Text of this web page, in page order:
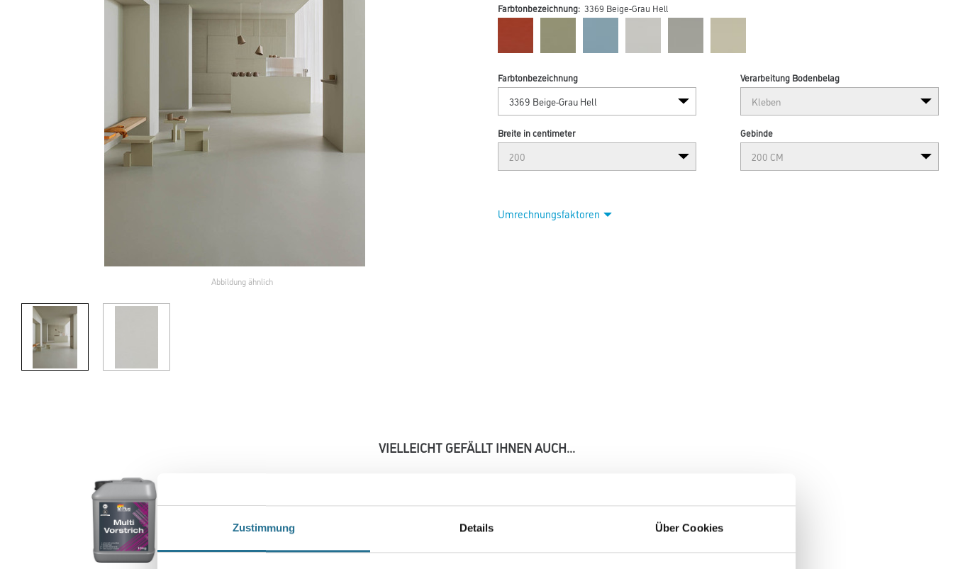
Zustimmung Details Über Cookies
Abbildung ähnlich
Farbtonbezeichnung: 3369 Beige-Grau Hell
Farbtonbezeichnung Verarbeitung Bodenbelag
Breite in centimeter Gebinde
Umrechnungsfaktoren
VIELLEICHT GEFÄLLT IHNEN AUCH...